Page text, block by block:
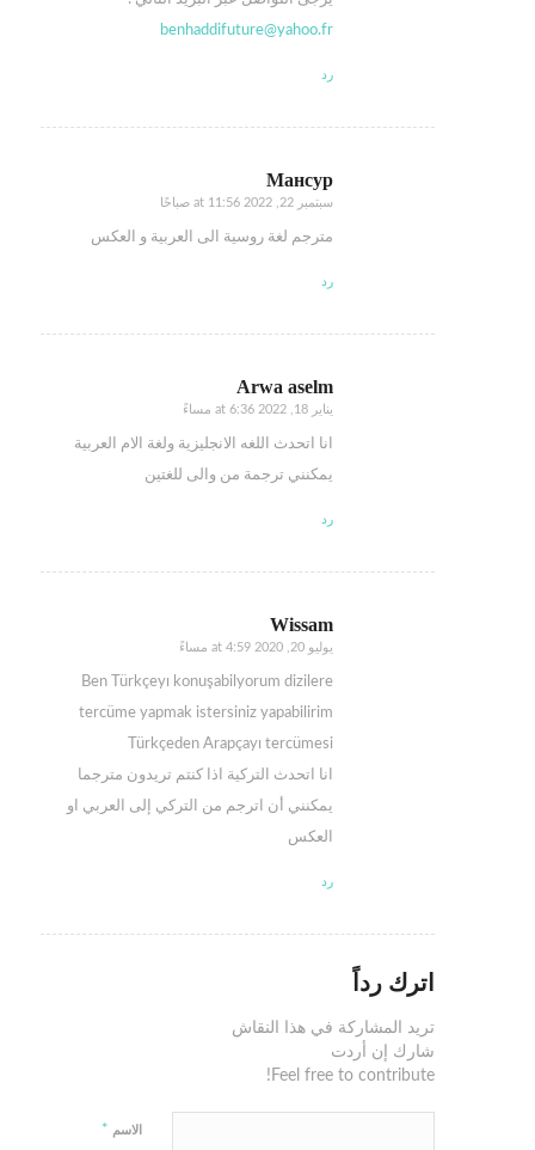
benhaddifuture@yahoo.fr
رد
Мансур
says:
سبتمبر 22, 2022 at 11:56 صباحًا
مترجم لغة روسية الى العربية و العكس
رد
Arwa aselm
says:يناير 18, 2022 at 6:36 مساءً
انا اتحدث اللغه الانجليزية ولغة الام العربية
يمكنني ترجمة من والى للغتين
رد
Wissam
says:يوليو 20, 2020 at 4:59 مساءً
Ben Türkçeyı konuşabilyorum dizilere
tercüme yapmak istersiniz yapabilirim
Türkçeden Arapçayı tercümesi
انا اتحدث التركية اذا كنتم تريدون مترجما
يمكنني أن اترجم من التركي إلى العربي او
العكس
رد
اترك رداً
تريد المشاركة في هذا النقاش
شارك إن أردت
Feel free to contribute!
الاسم *